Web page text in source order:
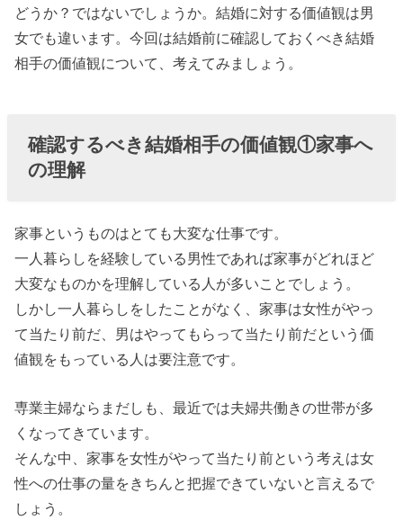
値観②ありが
とうとごめん
なさい
値観③見栄を
張らない
結婚相手の価
値観④家族を
大切にしてい
› 確認するべき
値観⑤彼にと
ってのあなた
の存在
› 確認するべき
結婚相手の価
どうか？ではないでしょうか。結婚に対する価値観は男
女でも違います。今回は結婚前に確認しておくべき結婚
相手の価値観について、考えてみましょう。
確認するべき結婚相手の価値観①家事へ
の理解
家事というものはとても大変な仕事です。
一人暮らしを経験している男性であれば家事がどれほど
大変なものかを理解している人が多いことでしょう。
しかし一人暮らしをしたことがなく、家事は女性がやっ
て当たり前だ、男はやってもらって当たり前だという価
値観をもっている人は要注意です。
専業主婦ならまだしも、最近では夫婦共働きの世帯が多
くなってきています。
そんな中、家事を女性がやって当たり前という考えは女
性への仕事の量をきちんと把握できていないと言えるで
しょう。